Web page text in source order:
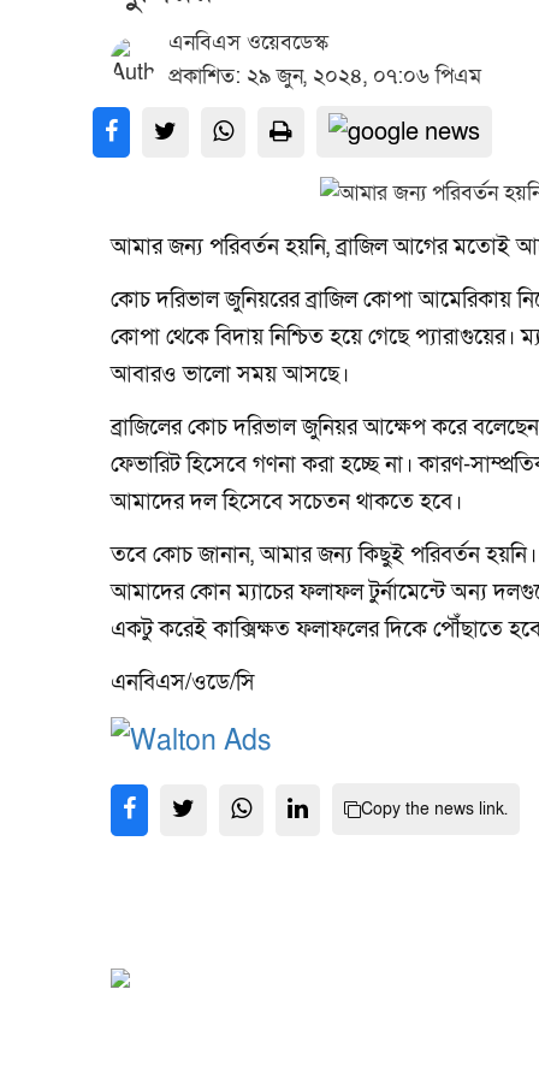
এনবিএস ওয়েবডেস্ক
প্রকাশিত: ২৯ জুন, ২০২৪, ০৭:০৬ পিএম
আমার জন্য পরিবর্তন হয়নি, ব্রাজিল আগের মতোই
কোচ দরিভাল জুনিয়রের ব্রাজিল কোপা আমেরিকায়
কোপা থেকে বিদায় নিশ্চিত হয়ে গেছে প্যারাগুয়ের।
আবারও ভালো সময় আসছে।
ব্রাজিলের কোচ দরিভাল জুনিয়র আক্ষেপ করে
ফেভারিট হিসেবে গণনা করা হচ্ছে না। কারণ-
আমাদের দল হিসেবে সচেতন থাকতে হবে।
তবে কোচ জানান, আমার জন্য কিছুই পরিবর্তন
আমাদের কোন ম্যাচের ফলাফল টুর্নামেন্টে অন্য
একটু করেই কাক্সিক্ষত ফলাফলের দিকে পৌঁছাতে
এনবিএস/ওডে/সি
Copy the news link.